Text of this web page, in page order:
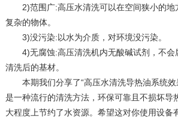
2)范围广:高压水清洗可以在空间狭小的地
复杂的物体。
3)没污染:以水为介质，对环境没污染。
4)无腐蚀:高压清洗机内无酸碱试剂，不会
清洗后的基材。
本期我们分享了“高压水清洗导热油系统效
是一种流行的清洗方法，环保可靠且不损坏导
大程度上节约了水资源。希望这对你使用设备